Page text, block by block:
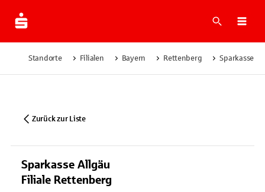
Suche
Standorte Filialen Bayern Rettenberg Sparkasse
Zurück zur Liste
Sparkasse Allgäu
Filiale Rettenberg